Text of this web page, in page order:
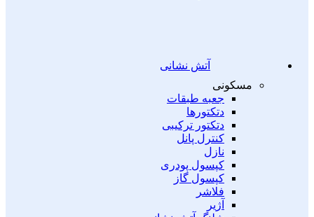
آتش نشانی
مسکونی
جعبه طبقات
دتکتورها
دتکتور ترکیبی
کنترل پانل
نازل
کپسول پودری
کپسول گاز
فلاشر
آژیر